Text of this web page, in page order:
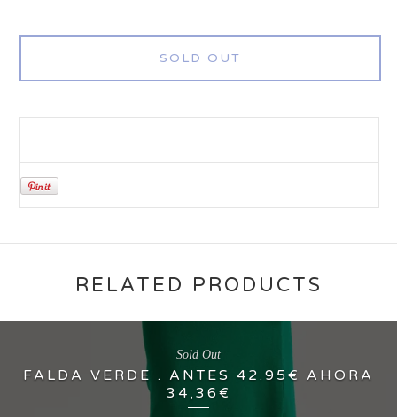
SOLD OUT
RELATED PRODUCTS
FALDA VERDE . ANTES 42.95€ AHORA
34,36€
Sold Out